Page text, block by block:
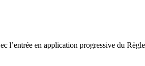
l’entrée en application progressive du